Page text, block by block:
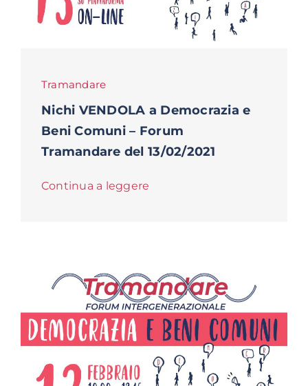
Tramandare
Nichi VENDOLA a Democrazia e
Beni Comuni – Forum
Tramandare del 13/02/2021
Continua a leggere